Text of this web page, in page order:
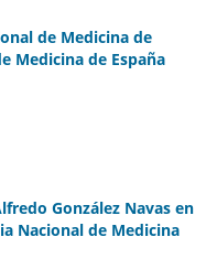
de Medicina de
Medicina de España
González Navas en
Nacional de Medicina